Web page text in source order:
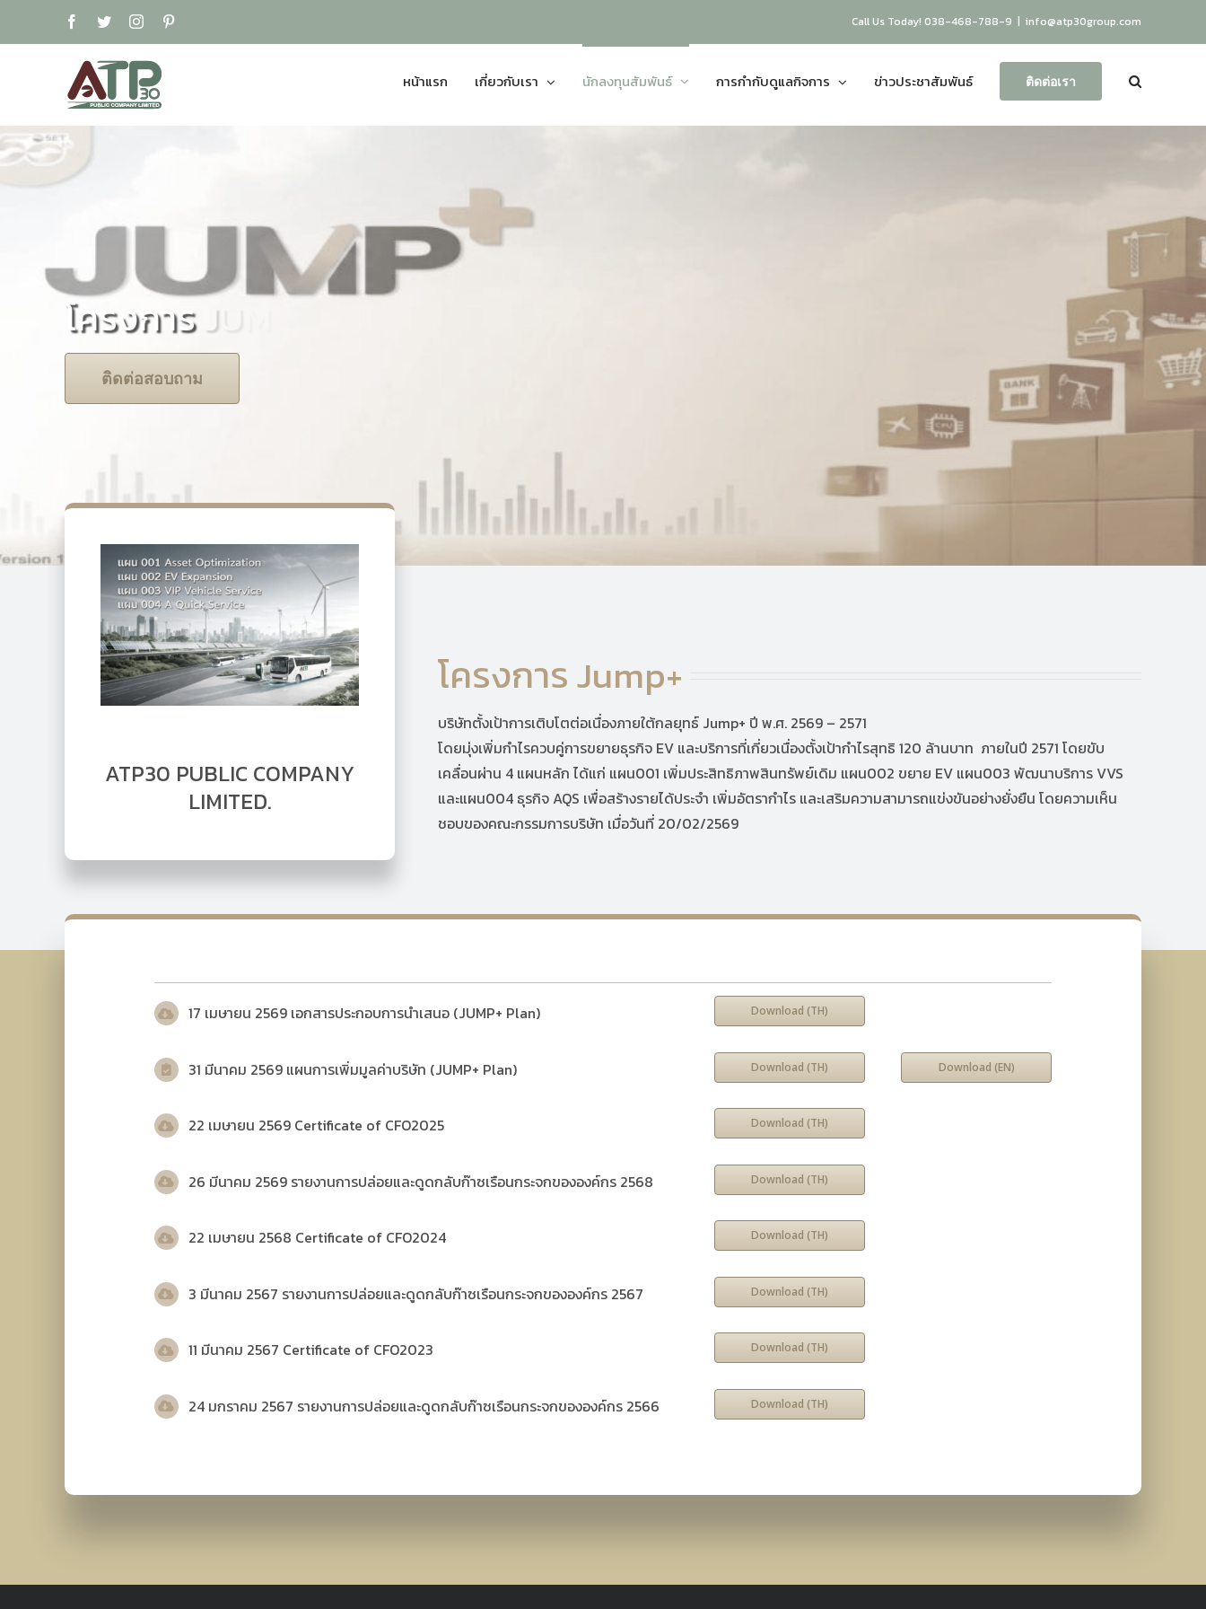
Facebook
TwitterInstagram Call Us Today! 038-468-788-9 | info@atp30group.com
หน้าแรก เกี่ยวกับเรา นักลงทุนสัมพันธ์ การกำกับดูแลกิจการ ข่าวประชาสัมพันธ์ ติดต่อเรา
โครงการ
ติดต่อสอบถาม
ATP30 PUBLIC COMPANY
LIMITED.
โครงการ Jump+
บริษัทตั้งเป้าการเติบโตต่อเนื่องภายใต้กลยุทธ์ Jump+ ปี พ.ศ. 2569 – 2571
โดยมุ่งเพิ่มกำไรควบคู่การขยายธุรกิจ EV และบริการที่เกี่ยวเนื่องตั้งเป้ากำไรสุทธิ 120 ล้านบาท ภายในปี 2571 โดยขับ
เคลื่อนผ่าน 4 แผนหลัก ได้แก่ แผน001 เพิ่มประสิทธิภาพสินทรัพย์เดิม แผน002 ขยาย EV แผน003 พัฒนาบริการ VVS
และแผน004 ธุรกิจ AQS เพื่อสร้างรายได้ประจำ เพิ่มอัตรากำไร และเสริมความสามารถแข่งขันอย่างยั่งยืน โดยความเห็น
ชอบของคณะกรรมการบริษัท เมื่อวันที่ 20/02/2569
17 เมษายน 2569 เอกสารประกอบการนำเสนอ (JUMP+ Plan) Download (TH)
31 มีนาคม 2569 แผนการเพิ่มมูลค่าบริษัท (JUMP+ Plan) Download (TH) Download (EN)
22 เมษายน 2569 Certificate of CFO2025 Download (TH)
26 มีนาคม 2569 รายงานการปล่อยและดูดกลับก๊าซเรือนกระจกขององค์กร 2568 Download (TH)
22 เมษายน 2568 Certificate of CFO2024 Download (TH)
3 มีนาคม 2567 รายงานการปล่อยและดูดกลับก๊าซเรือนกระจกขององค์กร 2567 Download (TH)
11 มีนาคม 2567 Certificate of CFO2023 Download (TH)
24 มกราคม 2567 รายงานการปล่อยและดูดกลับก๊าซเรือนกระจกขององค์กร 2566 Download (TH)